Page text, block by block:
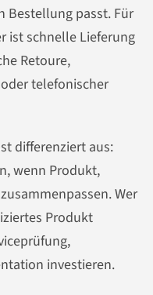
Bestellung passt. Für
ist schnelle Lieferung
Retoure,
telefonischer
differenziert aus:
wenn Produkt,
Wer
Produkt
investieren.